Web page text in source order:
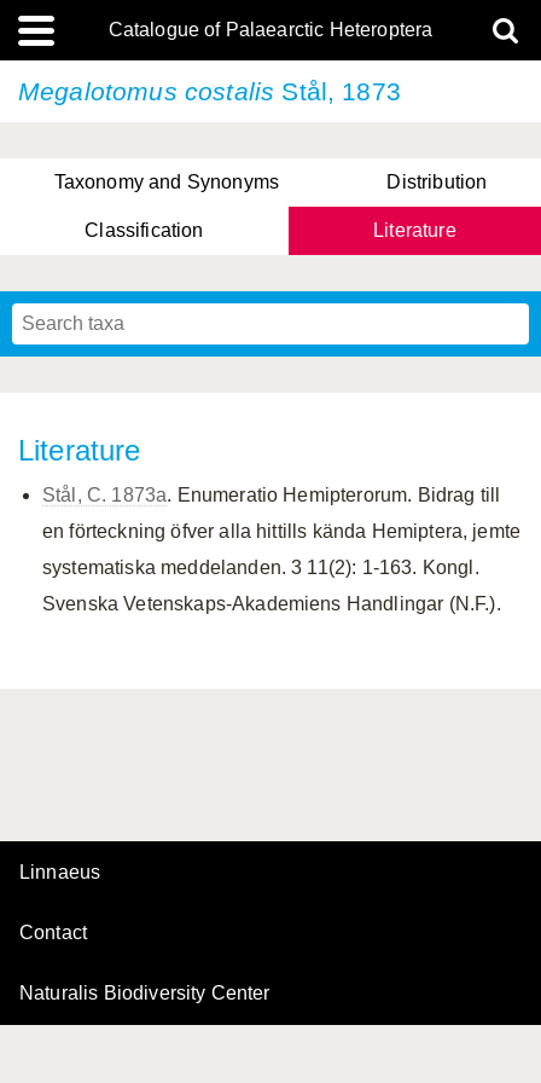
Catalogue of Palaearctic Heteroptera
Megalotomus costalis Stål, 1873
Taxonomy and Synonyms Distribution
Classification Literature
Literature
Stål, C. 1873a. Enumeratio Hemipterorum. Bidrag till
en förteckning öfver alla hittills kända Hemiptera, jemte
systematiska meddelanden. 3 11(2): 1-163. Kongl.
Svenska Vetenskaps-Akademiens Handlingar (N.F.).
Linnaeus
Contact
Naturalis Biodiversity Center